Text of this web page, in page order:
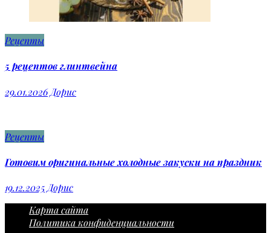
Рецепты
5 рецептов глинтвейна
29.01.2026 Дорис
Рецепты
Готовим оригинальные холодные закуски на праздник
19.12.2025 Дорис
Карта сайта
Политика конфиденциальности